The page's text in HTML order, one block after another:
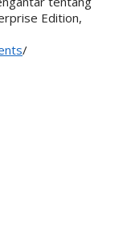
Edition,
/